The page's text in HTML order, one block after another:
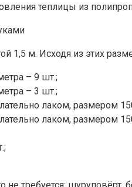
теплицы из
1,5 м. Исходя из этих
– 9 шт.;
– 3 шт.;
лаком, размером
лаком, размером
не требуется: